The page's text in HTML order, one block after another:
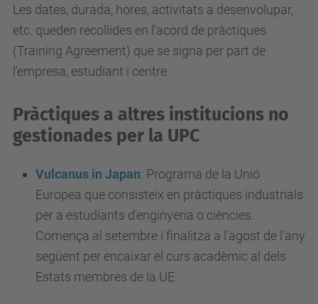
Les dates, durada, hores, activitats a desenvolupar,
etc. queden recollides en l'acord de pràctiques
(Training Agreement) que se signa per part de
l'empresa, estudiant i centre.
Pràctiques a altres institucions no
gestionades per la UPC
Vulcanus in Japan: Programa de la Unió
Europea que consisteix en pràctiques industrials
per a estudiants d'enginyeria o ciències.
Comença al setembre i finalitza a l'agost de l'any
següent per encaixar el curs acadèmic al dels
Estats membres de la UE.